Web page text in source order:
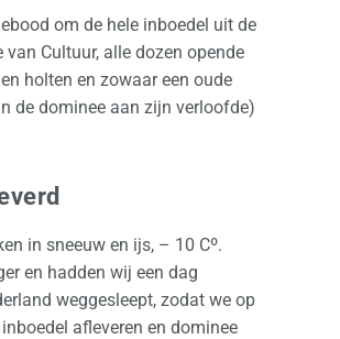
om de hele inboedel uit de
Cultuur, alle dozen opende
holten en zowaar een oude
de dominee aan zijn verloofde)
in sneeuw en ijs, – 10 Cº.
en hadden wij een dag
weggesleept, zodat we op
afleveren en dominee